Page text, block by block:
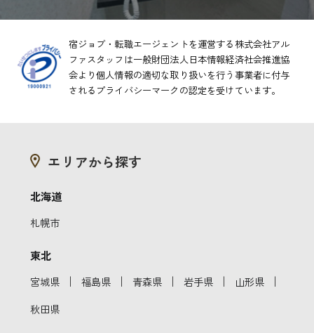
宿ジョブ・転職エージェントを運営する株式会社アル
ファスタッフは一般財団法人日本情報経済社会推進協
会より個人情報の適切な取り扱いを行う事業者に付与
されるプライバシーマークの認定を受けています。
エリアから探す
北海道
札幌市
東北
宮城県 ｜ 福島県 ｜ 青森県 ｜ 岩手県 ｜ 山形県 ｜
秋田県